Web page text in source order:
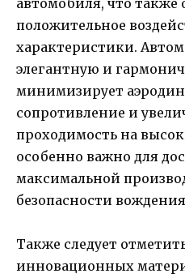
положительное
характеристики.
элегантную и
минимизирует
сопротивление и
проходимость на
особенно важно для
максимальной
безопасности
Также следует
инновационных